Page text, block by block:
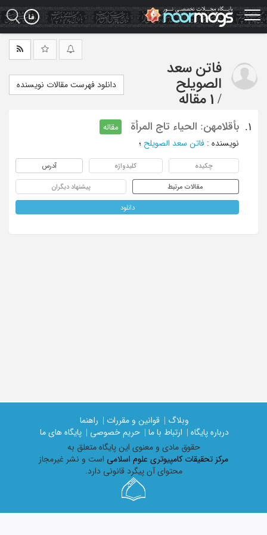
Skip
to
main
فاتن سعد
الصویلح
/ 1 مقاله
دانلود فهرست مقالات نویسنده
1. بأقلامهن: الحیاء تاج المرأة
مقاله
نویسنده : فاتن سعد الصویلح ؛
چکیده کلیدواژه آدرس
مقالات مرتبط پیشنهاد دیگران
دانلود
وبلاگ | قوانین و مقررات |
راهنما
درباره پایگاه |
ارتباط با ما | حریم خصوصی |
پایگاه های ما
حقوق مادی و معنوی اين پايگاه متعلق به
مرکز تحقیقات کامپیوتری علوم اسلامی است و نشر غیرمجاز
محتوای آن پیگرد قانونی دارد.